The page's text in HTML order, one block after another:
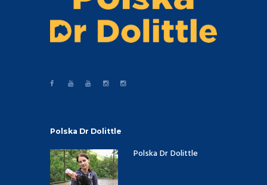
Polska Dr Dolittle
Polska Dr Dolittle